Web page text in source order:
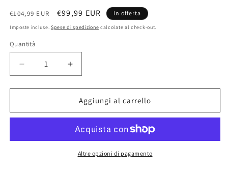
Prezzo
di
€104,99 EUR
Prezzo
scontato
€99,99 EUR In offerta
Imposte incluse. Spese di spedizione calcolate al check-out.
Quantità
Quantità
Diminuisci
quantità
per
di
con
Aumenta
quantità
per
Diario
di
Riddle
con
dente
Aggiungi al carrello
Altre opzioni di pagamento